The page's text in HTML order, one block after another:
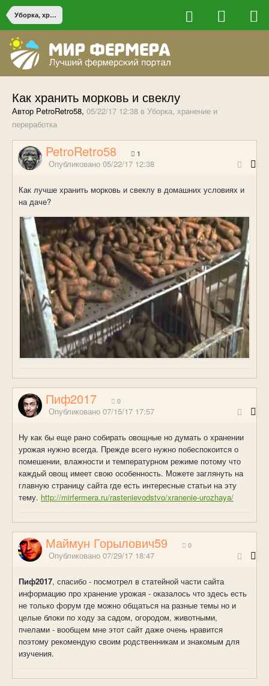
Уборка, хранение и переработка
Как хранить морковь и свеклу
Автор PetroRetro58, 05/22/17 12:38 в Уборка, хранение и
переработка
PetroRetro58 1
Опубликовано 05/22/17 12:38
Как лучше хранить морковь и свеклу в домашних условиях и
на даче?
Пиф2017 0
Опубликовано 07/15/17 17:57
Ну как бы еще рано собирать овощные но думать о хранении
урожая нужно всегда. Прежде всего нужно побеспокоится о
помешении, влажности и температурном режиме потому что
каждый овощ имеет свою особенность. Можете заглянуть на
главную страницу сайта где есть интересные статьи на эту
тему. http://mirfermera.ru/rastenievodstvo/xranenie-urozhaya/
Маймун Горылович59 0
Опубликовано 07/29/17 18:47
Пиф2017, спасибо - посмотрел в статейной части сайта
информацию про хранение урожая - оказалось что здесь есть
не только форум где можно общаться на разные темы но и
целые блоки по ходу за садом, огородом, животными,
пчелами - вообщем мне этот сайт даже очень нравится
поэтому рекомендую своим родственникам и знакомым для
изучения.